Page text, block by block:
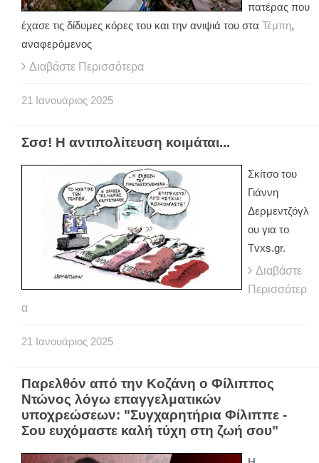
πατέρας που
έχασε τις δίδυμες κόρες του και την ανιψιά του στα Τέμπη,
αναφερόμενος
Διαβάστε Περισσότερα
21 Ιανουάριος 2025
Σσσ! Η αντιπολίτευση κοιμάται...
Σκίτσο του
Γιάννη
Δερμεντζόγλ
ου για το
Tvxs.gr.
Διαβάστε
Περισσότερ
α
21 Ιανουάριος 2025
Παρελθόν από την Κοζάνη ο Φίλιππος
Ντώνος λόγω επαγγελματικών
υποχρεώσεων: "Συγχαρητήρια Φίλιππε -
Σου ευχόμαστε καλή τύχη στη ζωή σου"